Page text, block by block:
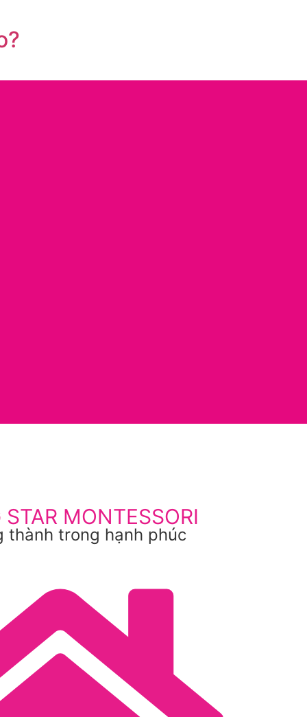
MONTESSORI
thành trong hạnh phúc